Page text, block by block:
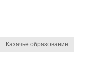
Казачье образование